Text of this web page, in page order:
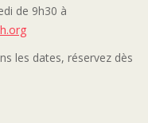
de 9h30 à
les dates, réservez dès